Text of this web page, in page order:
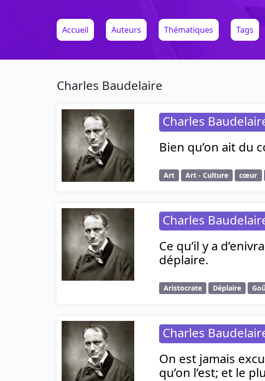
Accueil Auteurs Thématiques Tags
Charles Baudelaire
Charles
Bien qu’on ait du
Art Art - Culture cœur
Charles
Ce qu’il y a
déplaire.
Aristocrate Déplaire
Charles
On est jamais
qu’on l’est; et le